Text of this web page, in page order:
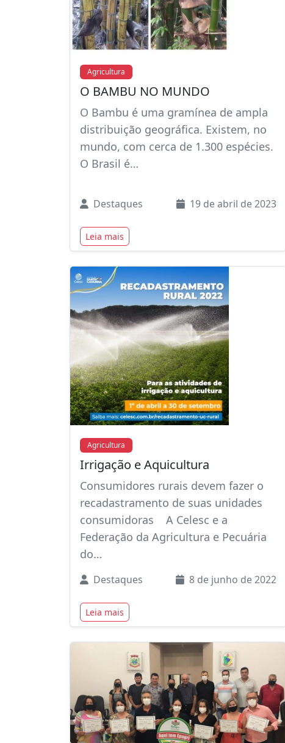
Agricultura
O BAMBU NO MUNDO
O Bambu é uma gramínea de ampla
distribuição geográfica. Existem, no
mundo, com cerca de 1.300 espécies.
O Brasil é…
Destaques 19 de abril de 2023
Leia mais
Agricultura
Irrigação e Aquicultura
Consumidores rurais devem fazer o
recadastramento de suas unidades
consumidoras A Celesc e a
Federação da Agricultura e Pecuária
do…
Destaques 8 de junho de 2022
Leia mais